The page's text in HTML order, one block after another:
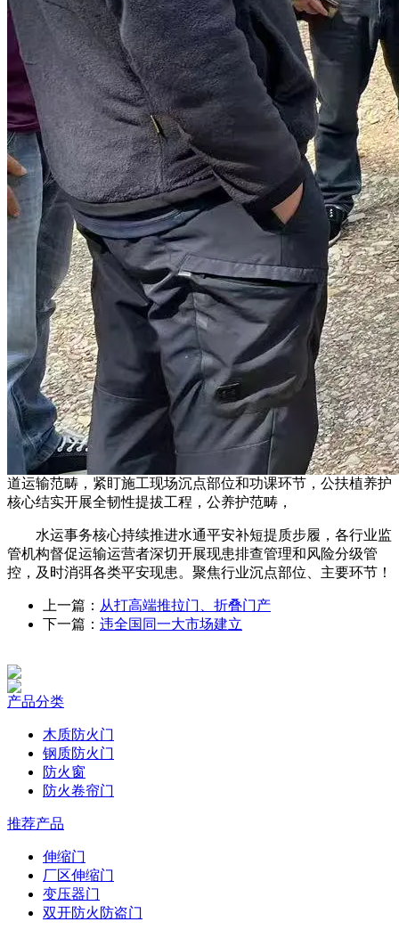
道运输范畴，紧盯施工现场沉点部位和功课环节，公扶植养护
核心结实开展全韧性提拔工程，公养护范畴，
水运事务核心持续推进水通平安补短提质步履，各行业监
管机构督促运输运营者深切开展现患排查管理和风险分级管
控，及时消弭各类平安现患。聚焦行业沉点部位、主要环节！
上一篇： 从打高端推拉门、折叠门产
下一篇： 违全国同一大市场建立
产品分类
木质防火门
钢质防火门
防火窗
防火卷帘门
推荐产品
伸缩门
厂区伸缩门
变压器门
双开防火防盗门